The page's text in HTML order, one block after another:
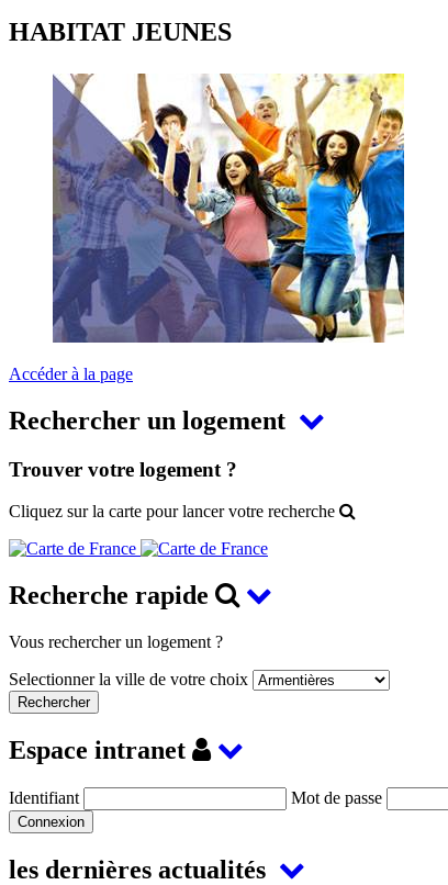
HABITAT JEUNES
Accéder à la page
Rechercher un logement
Trouver votre logement ?
Cliquez sur la carte pour lancer votre recherche
Recherche rapide
Vous rechercher un logement ?
Selectionner la ville de votre choix
Espace intranet
Identifiant Mot de passe
les dernières actualités